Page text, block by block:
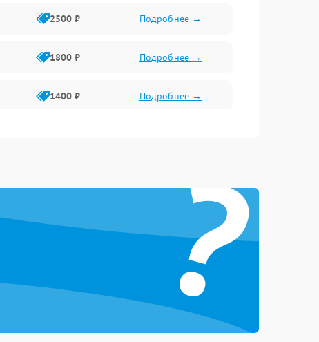
2500 ₽ Подробнее →
1800 ₽ Подробнее →
1400 ₽ Подробнее →
?